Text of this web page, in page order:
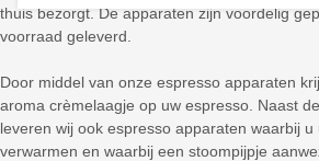
thuis bezorgt. De apparaten zijn voordelig
voorraad geleverd.
Door middel van onze espresso apparaten
aroma crèmelaagje op uw espresso. Naast
leveren wij ook espresso apparaten waarbij
verwarmen en waarbij een stoompijpje